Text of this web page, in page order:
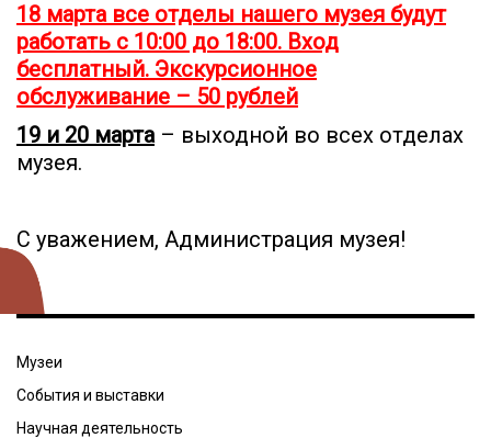
18 марта все отделы нашего музея будут
работать с 10:00 до 18:00. Вход
бесплатный. Экскурсионное
обслуживание – 50 рублей
19 и 20 марта– выходной во всех отделах
музея.
С уважением, Администрация музея!
Музеи
События и выставки
Научная деятельность